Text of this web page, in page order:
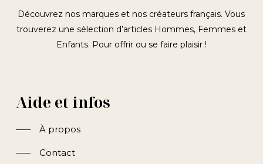
Découvrez nos marques et nos créateurs français. Vous
trouverez une sélection d’articles Hommes, Femmes et
Enfants. Pour offrir ou se faire plaisir !
Aide et infos
À propos
Contact